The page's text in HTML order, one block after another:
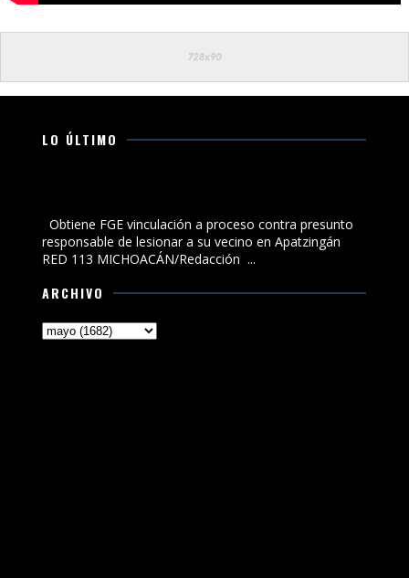
LO ÚLTIMO
Obtiene FGE vinculación a proceso contra presunto
responsable de lesionar a su vecino en Apatzingán
RED 113 MICHOACÁN/Redacción ...
ARCHIVO